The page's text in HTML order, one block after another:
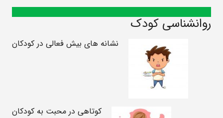
روانشناسی کودک
نشانه های بیش فعالی در کودکان
کوتاهی در محبت به کودکان